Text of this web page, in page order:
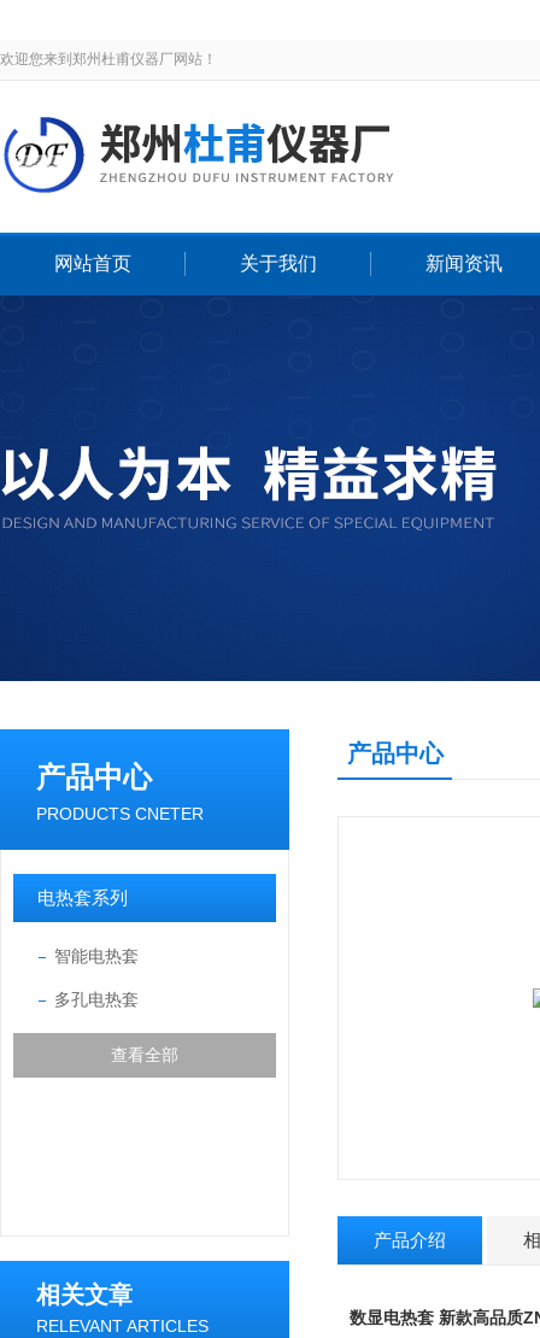
欢迎您来到郑州杜甫仪器厂网站！
网站首页 关于我们 新闻资讯
产品中心
PRODUCTS CNETER
电热套系列
智能电热套
多孔电热套
查看全部
相关文章
RELEVANT ARTICLES
产品中心
产品介绍
数显电热套 新款高品质